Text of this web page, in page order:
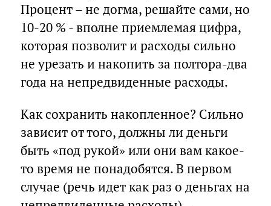
Процент – не догма, решайте сами, но
10-20 % - вполне приемлемая цифра,
которая позволит и расходы сильно
не урезать и накопить за полтора-два
года на непредвиденные расходы.
Как сохранить накопленное? Сильно
зависит от того, должны ли деньги
быть «под рукой» или они вам какое-
то время не понадобятся. В первом
случае (речь идет как раз о деньгах на